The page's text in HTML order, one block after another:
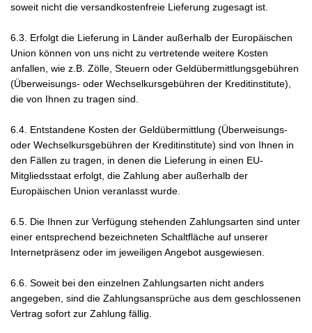
soweit nicht die versandkostenfreie Lieferung zugesagt ist.
6.3. Erfolgt die Lieferung in Länder außerhalb der Europäischen
Union können von uns nicht zu vertretende weitere Kosten
anfallen, wie z.B. Zölle, Steuern oder Geldübermittlungsgebühren
(Überweisungs- oder Wechselkursgebühren der Kreditinstitute),
die von Ihnen zu tragen sind.
6.4. Entstandene Kosten der Geldübermittlung (Überweisungs-
oder Wechselkursgebühren der Kreditinstitute) sind von Ihnen in
den Fällen zu tragen, in denen die Lieferung in einen EU-
Mitgliedsstaat erfolgt, die Zahlung aber außerhalb der
Europäischen Union veranlasst wurde.
6.5. Die Ihnen zur Verfügung stehenden Zahlungsarten sind unter
einer entsprechend bezeichneten Schaltfläche auf unserer
Internetpräsenz oder im jeweiligen Angebot ausgewiesen.
6.6. Soweit bei den einzelnen Zahlungsarten nicht anders
angegeben, sind die Zahlungsansprüche aus dem geschlossenen
Vertrag sofort zur Zahlung fällig.